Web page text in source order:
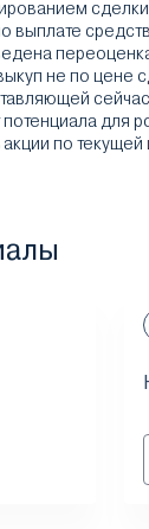
сделки
средств
не по цене
для
по текущей